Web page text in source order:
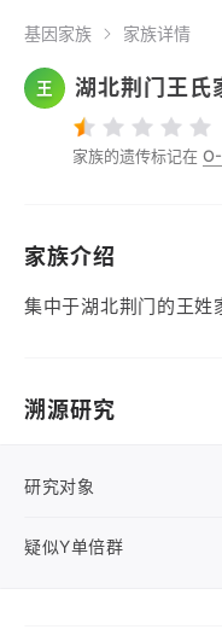
基因家族 家族详情
王 湖北荆门王氏
家族的遗传标记在
家族介绍
集中于湖北荆门的王姓
溯源研究
研究对象
疑似Y单倍群